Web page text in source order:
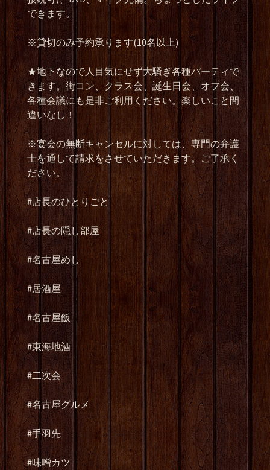
できます。
※貸切のみ予約承ります(10名以上)
★地下なので人目気にせず大騒ぎ各種パーティで
きます。街コン、クラス会、誕生日会、オフ会、
各種会議にも是非ご利用ください。楽しいこと間
違いなし！
※宴会の無断キャンセルに対しては、専門の弁護
士を通して請求をさせていただきます。ご了承く
ださい。
#店長のひとりごと
#店長の隠し部屋
#名古屋めし
#居酒屋
#名古屋飯
#東海地酒
#二次会
#名古屋グルメ
#手羽先
#味噌カツ